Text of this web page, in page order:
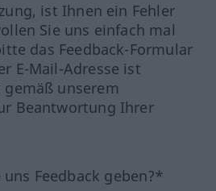
ist Ihnen ein Fehler
Sie uns einfach mal
das Feedback-Formular
E-Mail-Adresse ist
unserem
Beantwortung Ihrer
Feedback geben?*